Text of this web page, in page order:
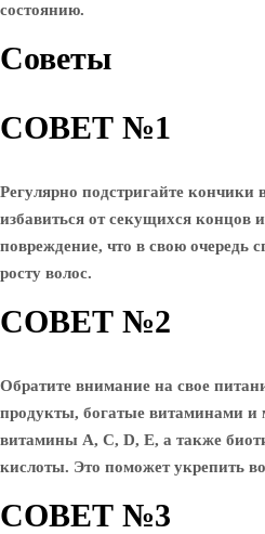
состоянию.
Советы
СОВЕТ №1
Регулярно подстригайте кончики
избавиться от секущихся концов
повреждение, что в свою очередь
росту волос.
СОВЕТ №2
Обратите внимание на свое
продукты, богатые витаминами и
витамины A, C, D, E, а также
кислоты. Это поможет укрепить
СОВЕТ №3